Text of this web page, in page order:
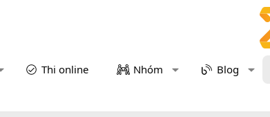
Thi online Nhóm Blog